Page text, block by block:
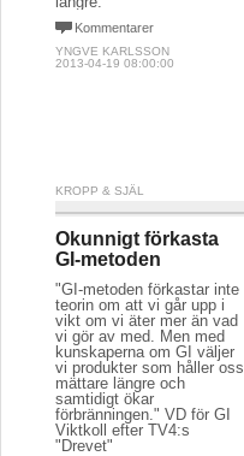
Kommentarer
YNGVE KARLSSON
2013-04-19 08:00:00
KROPP & SJÄL
Okunnigt förkasta
GI-metoden
"GI-metoden förkastar inte
teorin om att vi går upp i
vikt om vi äter mer än vad
vi gör av med. Men med
kunskaperna om GI väljer
vi produkter som håller oss
mättare längre och
samtidigt ökar
förbränningen." VD för GI
Viktkoll efter TV4:s
"Drevet"